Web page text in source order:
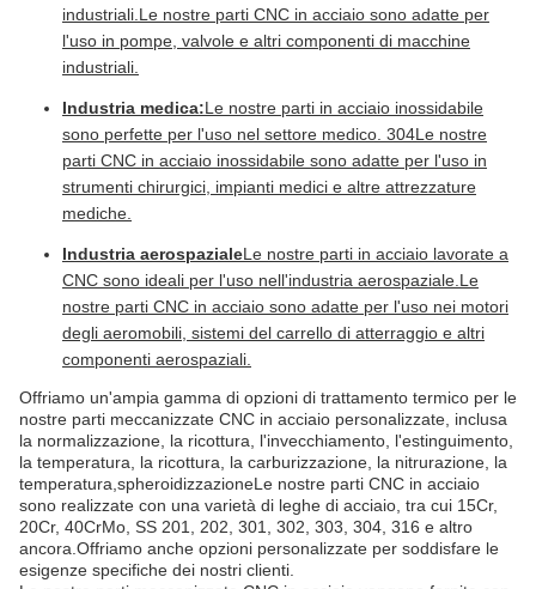
industriali.Le nostre parti CNC in acciaio sono adatte per
l'uso in pompe, valvole e altri componenti di macchine
industriali.
Industria medica:Le nostre parti in acciaio inossidabile
sono perfette per l'uso nel settore medico. 304Le nostre
parti CNC in acciaio inossidabile sono adatte per l'uso in
strumenti chirurgici, impianti medici e altre attrezzature
mediche.
Industria aerospazialeLe nostre parti in acciaio lavorate a
CNC sono ideali per l'uso nell'industria aerospaziale.Le
nostre parti CNC in acciaio sono adatte per l'uso nei motori
degli aeromobili, sistemi del carrello di atterraggio e altri
componenti aerospaziali.
Offriamo un'ampia gamma di opzioni di trattamento termico per le
nostre parti meccanizzate CNC in acciaio personalizzate, inclusa
la normalizzazione, la ricottura, l'invecchiamento, l'estinguimento,
la temperatura, la ricottura, la carburizzazione, la nitrurazione, la
temperatura,spheroidizzazioneLe nostre parti CNC in acciaio
sono realizzate con una varietà di leghe di acciaio, tra cui 15Cr,
20Cr, 40CrMo, SS 201, 202, 301, 302, 303, 304, 316 e altro
ancora.Offriamo anche opzioni personalizzate per soddisfare le
esigenze specifiche dei nostri clienti.